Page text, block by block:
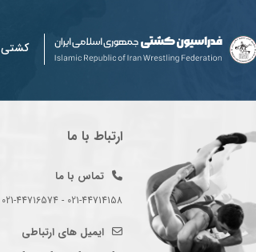
کشتی
ارتباط با ما
تماس با ما
021-44714158 - 021-44716574 - 021-44714489
ایمیل های ارتباطی